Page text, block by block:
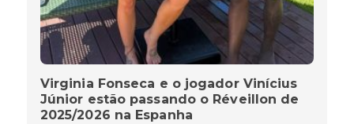
Virginia Fonseca e o jogador Vinícius
Júnior estão passando o Réveillon de
2025/2026 na Espanha